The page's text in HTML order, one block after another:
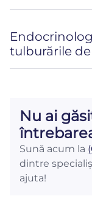
tulburările
Nu ai
Sună acum la
dintre
ajuta!